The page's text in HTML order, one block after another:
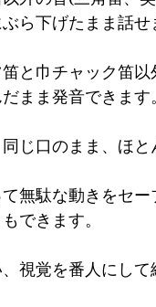
ら下げたまま話せ
笛と巾チャック笛
まま発音できます
じ口のまま、ほと
無駄な動きをセ
できます。
視覚を番人にして